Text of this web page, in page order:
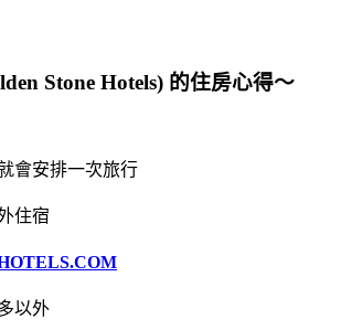
Stone Hotels) 的住房心得～
會安排一次旅行
住宿
以外